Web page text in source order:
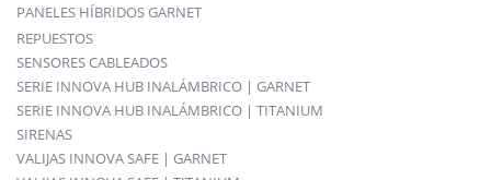
PANELES HÍBRIDOS GARNET
REPUESTOS
SENSORES CABLEADOS
SERIE INNOVA HUB INALÁMBRICO | GARNET
SERIE INNOVA HUB INALÁMBRICO | TITANIUM
SIRENAS
VALIJAS INNOVA SAFE | GARNET